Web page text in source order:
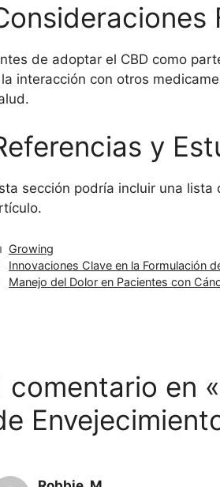
de adoptar el CBD como
interacción con otros
y
sección podría incluir una
Categorías
Growing
Innovaciones Clave en la Formulación
Manejo del Dolor en Pacientes con
comentario en